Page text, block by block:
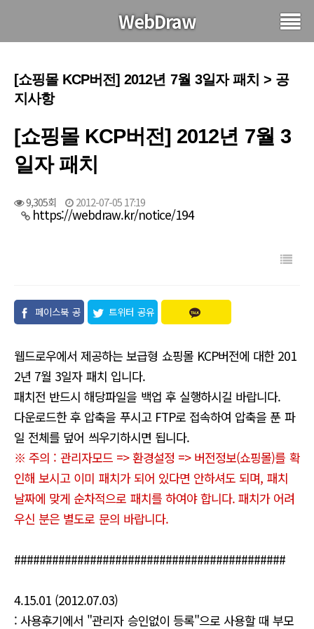
WebDraw
[쇼핑몰 KCP버전] 2012년 7월 3일자 패치 > 공
지사항
[쇼핑몰 KCP버전] 2012년 7월 3
일자 패치
9,305회 2012-07-05 17:19
https://webdraw.kr/notice/194
페이스북 공
트위터 공유
웹드로우에서 제공하는 보급형 쇼핑몰 KCP버전에 대한 201
2년 7월 3일자 패치 입니다.
패치전 반드시 해당파일을 백업 후 실행하시길 바랍니다.
다운로드한 후 압축을 푸시고 FTP로 접속하여 압축을 푼 파
일 전체를 덮어 씌우기하시면 됩니다.
※ 주의 : 관리자모드 => 환경설정 => 버전정보(쇼핑몰)를 확
인해 보시고 이미 패치가 되어 있다면 안하셔도 되며, 패치
날짜에 맞게 순차적으로 패치를 하여야 합니다. 패치가 어려
우신 분은 별도로 문의 바랍니다.
###########################################
4.15.01 (2012.07.03)
: 사용후기에서 "관리자 승인없이 등록"으로 사용할 때 부모